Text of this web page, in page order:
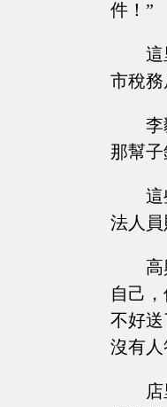
件！”
這
市稅
李
那幫
這
法人
自己
不好
沒有人